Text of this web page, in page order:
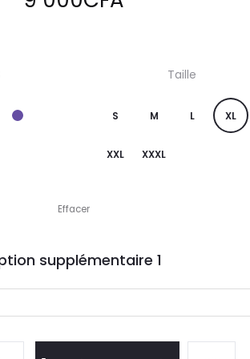
Taille
S M L XL
XXL XXXL
Effacer
supplémentaire 1